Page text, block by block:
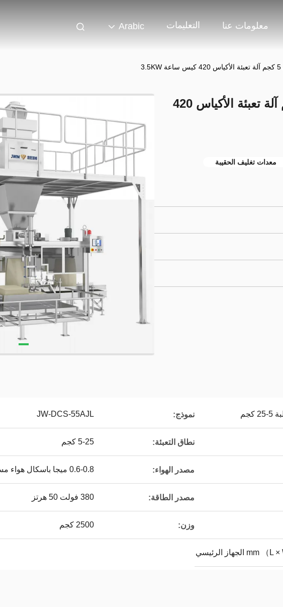
معلومات عنا التعليمات Arabic
خط تعبئة الأكياس الأوتوماتيكي 5 كجم آلة تعبئة الأكياس 420
معدات تغليف الحقيبة
نموذج: JW-DCS-55AJL
نطاق التعبئة: 5-25 كجم
مصدر الهواء: 0.6-0.8 ميجا باسكال هواء مستقر ونظيف
مصدر الطاقة: 380 فولت 50 هرتز
وزن: 2500 كجم